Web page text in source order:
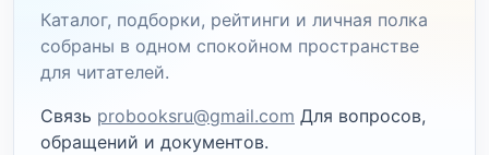
Каталог, подборки, рейтинги и личная полка
собраны в одном спокойном пространстве
для читателей.
Связь probooksru@gmail.com Для вопросов,
обращений и документов.